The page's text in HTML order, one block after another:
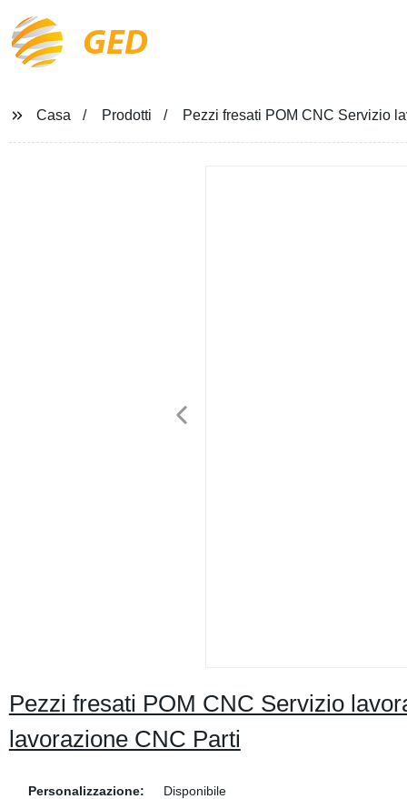
GED
Casa Prodotti Pezzi fresati POM CNC Servizio
Pezzi fresati POM CNC Servizio
lavorazione CNC Parti
Personalizzazione:
Disponibile